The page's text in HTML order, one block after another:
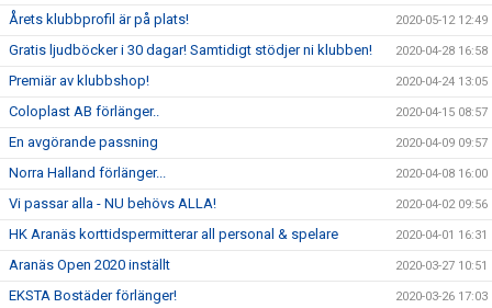
Årets klubbprofil är på plats! 2020-05-12 12:49
Gratis ljudböcker i 30 dagar! Samtidigt stödjer ni klubben! 2020-04-28 16:58
Premiär av klubbshop! 2020-04-24 13:05
Coloplast AB förlänger.. 2020-04-15 08:57
En avgörande passning 2020-04-09 09:57
Norra Halland förlänger... 2020-04-08 16:00
Vi passar alla - NU behövs ALLA! 2020-04-02 09:56
HK Aranäs korttidspermitterar all personal & spelare 2020-04-01 16:31
Aranäs Open 2020 inställt 2020-03-27 10:51
EKSTA Bostäder förlänger! 2020-03-26 17:03